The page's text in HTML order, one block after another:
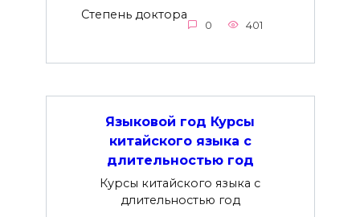
Степень доктора
0 401
Языковой год Курсы
китайского языка с
длительностью год
Курсы китайского языка с
длительностью год